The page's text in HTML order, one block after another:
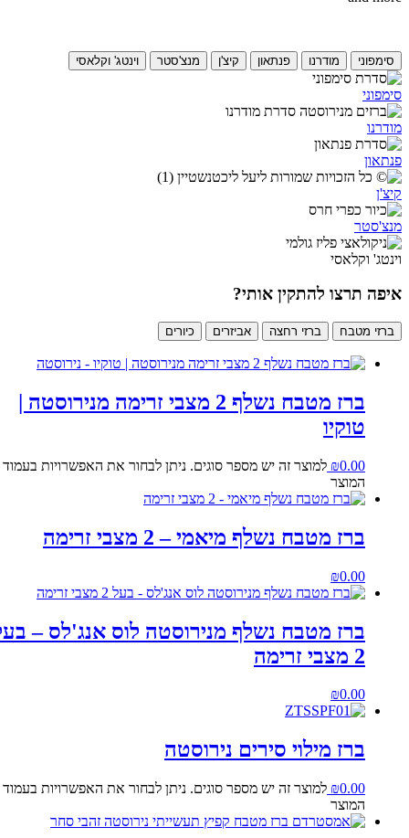
סימפוני מודרנו פנתאון קיצ'ן מנצ'סטר וינטג' וקלאסי
סימפוני
מודרנו
פנתאון
קיצ'ן
מנצ'סטר
וינטג' וקלאסי
איפה תרצו להתקין אותי?
ברזי מטבח ברזי רחצה אביזרים כיורים
ברז מטבח נשלף 2 מצבי זרימה מנירוסטה |
טוקיו
₪0.00
למוצר זה יש מספר סוגים. ניתן לבחור את האפשרויות בעמוד
המוצר
ברז מטבח נשלף מיאמי – 2 מצבי זרימה
₪0.00
ברז מטבח נשלף מנירוסטה לוס אנג'לס – בעל
2 מצבי זרימה
₪0.00
ברז מילוי סירים נירוסטה
₪0.00
למוצר זה יש מספר סוגים. ניתן לבחור את האפשרויות בעמוד
המוצר